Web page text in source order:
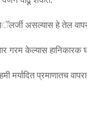
अॅलर्जी असल्यास हे तेल
गरम केल्यास हानिकारक
मर्यादित प्रमाणातच